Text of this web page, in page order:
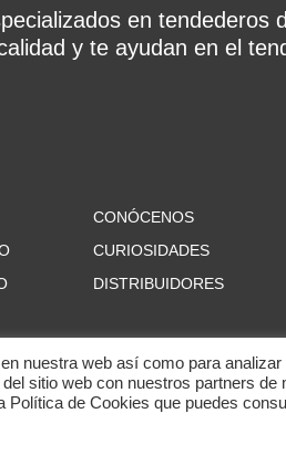
en
y te ayudan en el
CONÓCENOS
CURIOSIDADES
DISTRIBUIDORES
Política de privacidad
nuestra web así como para analizar
sitio web con nuestros partners de
de Cookies que puedes